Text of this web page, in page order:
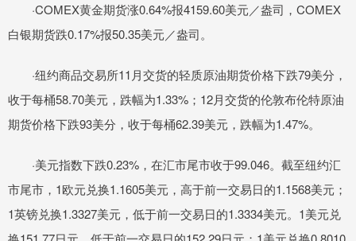
·COMEX黄金期货涨0.64%报4159.60美元／盎司，COMEX
白银期货跌0.17%报50.35美元／盎司。
·纽约商品交易所11月交货的轻质原油期货价格下跌79美分，
收于每桶58.70美元，跌幅为1.33%；12月交货的伦敦布伦特原油
期货价格下跌93美分，收于每桶62.39美元，跌幅为1.47%。
·美元指数下跌0.23%，在汇市尾市收于99.046。截至纽约汇
市尾市，1欧元兑换1.1605美元，高于前一交易日的1.1568美元；
1英镑兑换1.3327美元，低于前一交易日的1.3334美元。1美元兑